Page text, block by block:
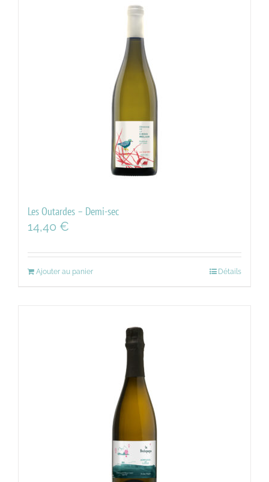
Les Outardes – Demi-sec
14,40 €
Ajouter au panier Détails